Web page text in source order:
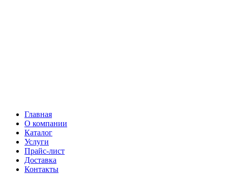
Главная
О компании
Каталог
Услуги
Прайс-лист
Доставка
Контакты